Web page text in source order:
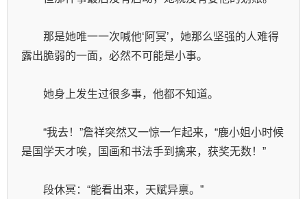
那是她唯一一次喊他‘阿冥’，她那么坚强的人难得
露出脆弱的一面，必然不可能是小事。
她身上发生过很多事，他都不知道。
“我去！”詹祥突然又一惊一乍起来，“鹿小姐小时候
是国学天才唉，国画和书法手到擒来，获奖无数！”
段休冥：“能看出来，天赋异禀。”